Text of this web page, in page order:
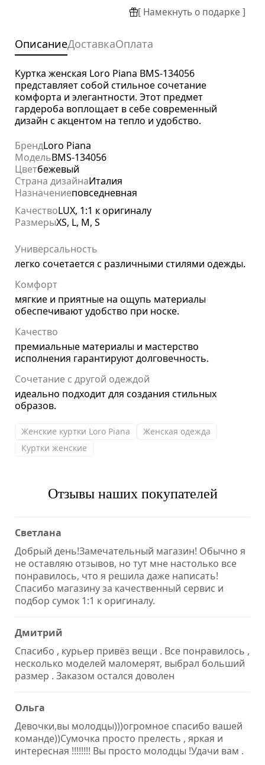
[ Намекнуть о подарке ]
ОписаниеДоставкаОплата
Куртка женская Loro Piana BMS-134056
представляет собой стильное сочетание
комфорта и элегантности. Этот предмет
гардероба воплощает в себе современный
дизайн с акцентом на тепло и удобство.
БрендLoro Piana
МодельBMS-134056
Цветбежевый
Страна дизайнаИталия
Назначениеповседневная
КачествоLUX, 1:1 к оригиналу
РазмерыXS, L, M, S
Универсальность
легко сочетается с различными стилями одежды.
Комфорт
мягкие и приятные на ощупь материалы
обеспечивают удобство при носке.
Качество
премиальные материалы и мастерство
исполнения гарантируют долговечность.
Сочетание с другой одеждой
идеально подходит для создания стильных
образов.
Женские куртки Loro Piana
Женская одежда
Куртки женские
Отзывы наших покупателей
Светлана
Добрый день!Замечательный магазин! Обычно я
не оставляю отзывов, но тут мне настолько все
понравилось, что я решила даже написать!
Спасибо магазину за качественный сервис и
подбор сумок 1:1 к оригиналу.
Дмитрий
Спасибо , курьер привёз вещи . Все понравилось ,
несколько моделей маломерят, выбрал больший
размер . Заказом остался доволен
Ольга
Девочки,вы молодцы)))огромное спасибо вашей
команде))Сумочка просто прелесть , яркая и
интересная !!!!!!!! Вы просто молодцы !Удачи вам .